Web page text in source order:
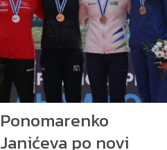
Ponomarenko
Janićeva po novi